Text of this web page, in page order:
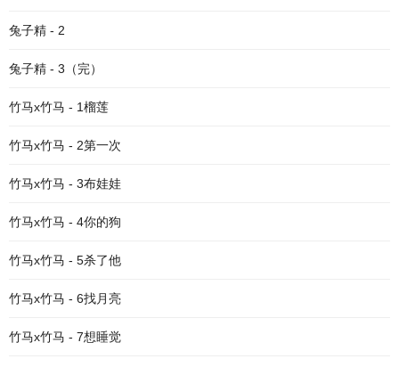
兔子精 - 2
兔子精 - 3（完）
竹马x竹马 - 1榴莲
竹马x竹马 - 2第一次
竹马x竹马 - 3布娃娃
竹马x竹马 - 4你的狗
竹马x竹马 - 5杀了他
竹马x竹马 - 6找月亮
竹马x竹马 - 7想睡觉